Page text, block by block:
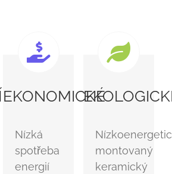
EKONOMICKÉ
Nízká
spotřeba
energií
montovaný
keramický